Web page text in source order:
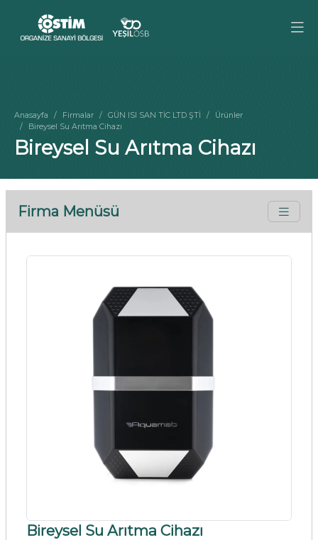
Anasayfa Firmalar GÜN ISI SAN TİC LTD ŞTİ
Ürünler
Bireysel Su Arıtma Cihazı
Bireysel Su Arıtma Cihazı
Firma Menüsü
Bireysel Su Arıtma Cihazı